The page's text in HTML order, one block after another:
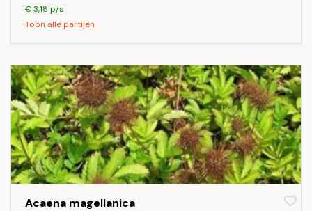
€ 3,18 p/s
Toon alle partijen
Acaena magellanica